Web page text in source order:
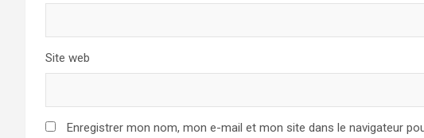
Site web
Enregistrer mon nom, mon e-mail et mon site dans le navigateur